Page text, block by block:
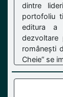
dintre
portofoliu
editura a
dezvoltare
românești
Cheie” se